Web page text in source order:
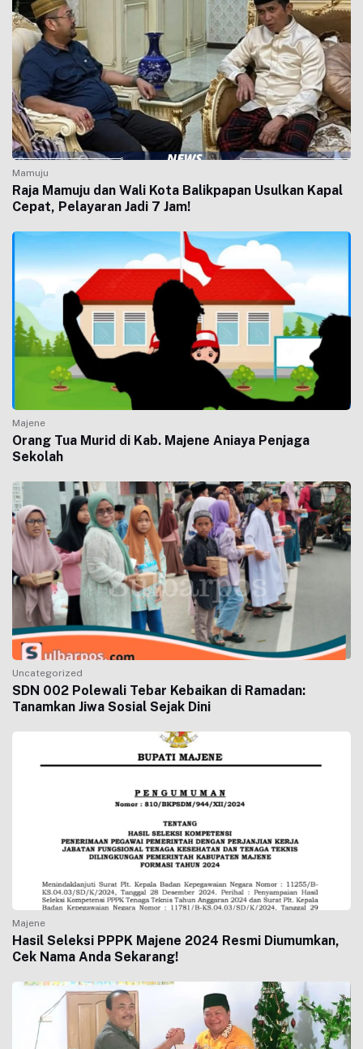
Mamuju
Raja Mamuju dan Wali Kota Balikpapan Usulkan Kapal
Cepat, Pelayaran Jadi 7 Jam!
Majene
Orang Tua Murid di Kab. Majene Aniaya Penjaga
Sekolah
Uncategorized
SDN 002 Polewali Tebar Kebaikan di Ramadan:
Tanamkan Jiwa Sosial Sejak Dini
Majene
Hasil Seleksi PPPK Majene 2024 Resmi Diumumkan,
Cek Nama Anda Sekarang!